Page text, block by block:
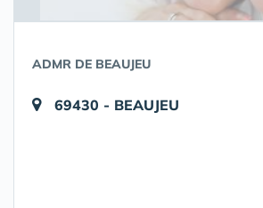
ADMR DE BEAUJEU
69430 - BEAUJEU